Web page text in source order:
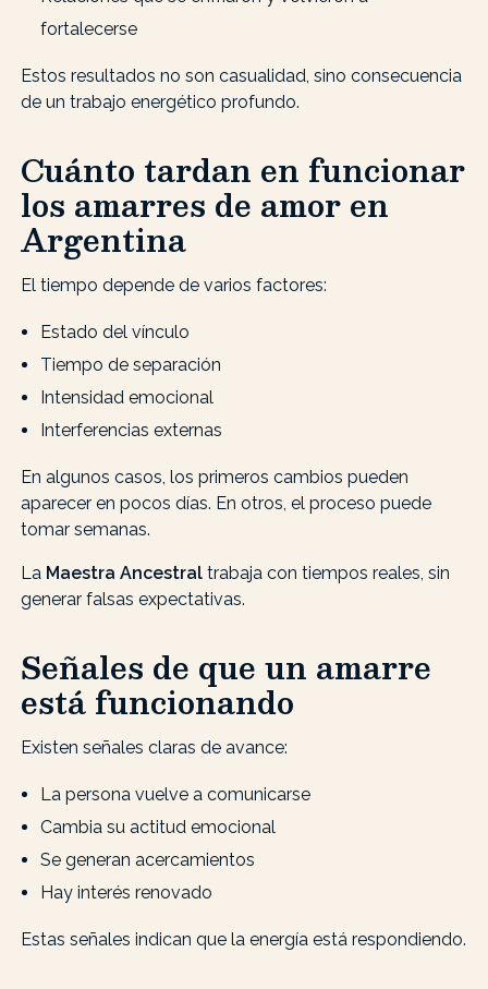
fortalecerse
Estos resultados no son casualidad, sino consecuencia
de un trabajo energético profundo.
Cuánto tardan en funcionar
los amarres de amor en
Argentina
El tiempo depende de varios factores:
Estado del vínculo
Tiempo de separación
Intensidad emocional
Interferencias externas
En algunos casos, los primeros cambios pueden
aparecer en pocos días. En otros, el proceso puede
tomar semanas.
La Maestra Ancestral trabaja con tiempos reales, sin
generar falsas expectativas.
Señales de que un amarre
está funcionando
Existen señales claras de avance:
La persona vuelve a comunicarse
Cambia su actitud emocional
Se generan acercamientos
Hay interés renovado
Estas señales indican que la energía está respondiendo.